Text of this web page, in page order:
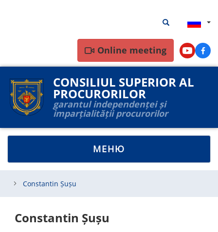
поиска
Результаты
Online meeting Youtube
CONSILIUL SUPERIOR AL
PROCURORILOR
garantul independenței și
imparțialității procurorilor
TOGGLE
NAVIGATION
МЕНЮ
Constantin Șușu
Constantin Șușu